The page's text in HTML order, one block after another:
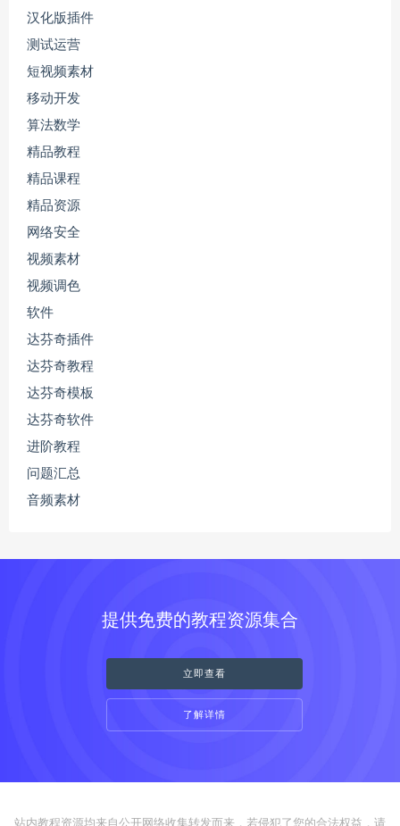
汉化版插件
测试运营
短视频素材
移动开发
算法数学
精品教程
精品课程
精品资源
网络安全
视频素材
视频调色
软件
达芬奇插件
达芬奇教程
达芬奇模板
达芬奇软件
进阶教程
问题汇总
音频素材
提供免费的教程资源集合
立即查看
了解详情